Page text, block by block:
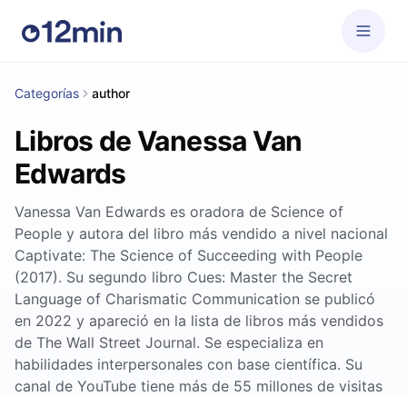
Categorías author
Libros de Vanessa Van
Edwards
Vanessa Van Edwards es oradora de Science of
People y autora del libro más vendido a nivel nacional
Captivate: The Science of Succeeding with People
(2017). Su segundo libro Cues: Master the Secret
Language of Charismatic Communication se publicó
en 2022 y apareció en la lista de libros más vendidos
de The Wall Street Journal. Se especializa en
habilidades interpersonales con base científica. Su
canal de YouTube tiene más de 55 millones de visitas